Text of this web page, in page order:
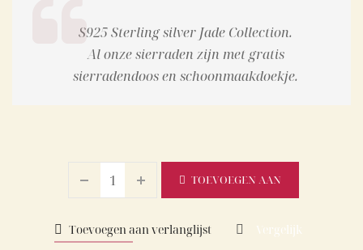
S925 Sterling silver Jade Collection.
Al onze sierraden zijn met gratis
sierradendoos en schoonmaakdoekje.
TOEVOEGEN AAN
Toevoegen aan verlanglijst Vergelijk